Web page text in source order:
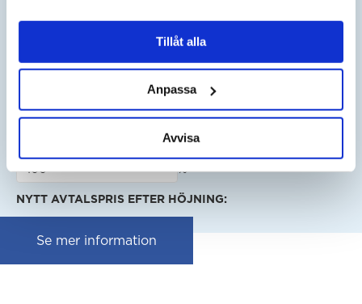
Tillåt alla
Anpassa
Avvisa
HÄR KAN DU BERÄKNA
PRISFÖRÄNDRING I DITT AVTAL
ANGE NUVARANDE AVTALSBELOPP:
SEK
ÄNDRINGSPROCENT ENLIGT AVTAL:
%
NYTT AVTALSPRIS EFTER HÖJNING:
Se mer information